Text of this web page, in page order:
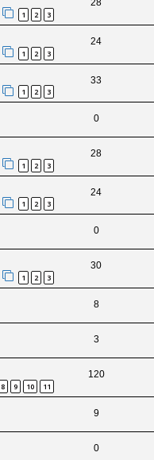
1 2 3
28
1 2 3
24
1 2 3
33
0
1 2 3
28
1 2 3
24
0
1 2 3
30
8
3
8 9 10 11
120
9
0